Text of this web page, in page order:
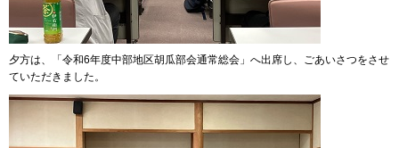
夕方は、「令和6年度中部地区胡瓜部会通常総会」へ出席し、ごあいさつをさせ
ていただきました。